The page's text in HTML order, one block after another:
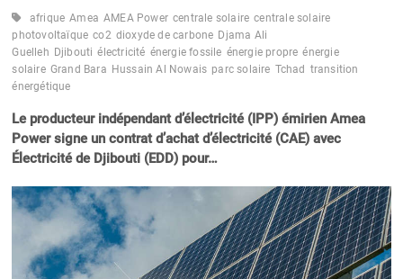
afrique Amea AMEA Power centrale solaire centrale solaire
photovoltaïque co2 dioxyde de carbone Djama Ali
Guelleh Djibouti électricité énergie fossile énergie propre énergie
solaire Grand Bara Hussain Al Nowais parc solaire Tchad transition
énergétique
Le producteur indépendant d’électricité (IPP) émirien Amea
Power signe un contrat d’achat d’électricité (CAE) avec
Électricité de Djibouti (EDD) pour…